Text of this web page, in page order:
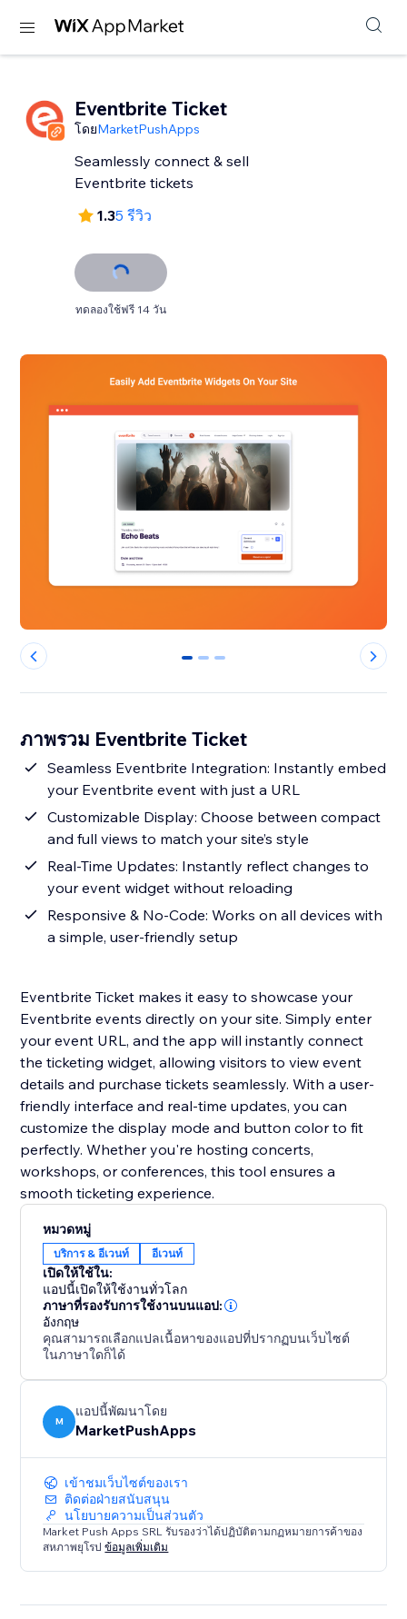
Eventbrite Ticket
โดยMarketPushApps
Seamlessly connect & sell
Eventbrite tickets
1.35 รีวิว
ทดลองใช้ฟรี 14 วัน
0 1 2
ภาพรวม Eventbrite Ticket
Seamless Eventbrite Integration: Instantly embed
your Eventbrite event with just a URL
Customizable Display: Choose between compact
and full views to match your site’s style
Real-Time Updates: Instantly reflect changes to
your event widget without reloading
Responsive & No-Code: Works on all devices with
a simple, user-friendly setup
Eventbrite Ticket makes it easy to showcase your
Eventbrite events directly on your site. Simply enter
your event URL, and the app will instantly connect
the ticketing widget, allowing visitors to view event
details and purchase tickets seamlessly. With a user-
friendly interface and real-time updates, you can
customize the display mode and button color to fit
perfectly. Whether you're hosting concerts,
workshops, or conferences, this tool ensures a
smooth ticketing experience.
หมวดหมู่
บริการ & อีเวนท์ อีเวนท์
เปิดให้ใช้ใน:
แอปนี้เปิดให้ใช้งานทั่วโลก
ภาษาที่รองรับการใช้งานบนแอป:
อังกฤษ
คุณสามารถเลือกแปลเนื้อหาของแอปที่ปรากฏบนเว็บไซต์
ในภาษาใดก็ได้
M
แอปนี้พัฒนาโดย
MarketPushApps
เข้าชมเว็บไซต์ของเรา
ติดต่อฝ่ายสนับสนุน
นโยบายความเป็นส่วนตัว
Market Push Apps SRL รับรองว่าได้ปฏิบัติตามกฏหมายการค้าของ
สหภาพยุโรปข้อมูลเพิ่มเติม